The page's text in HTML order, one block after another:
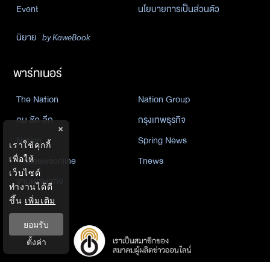
Event
นโยบายการเป็นส่วนตัว
นิยาย by KaweBook
พาร์ทเนอร์
The Nation
Nation Group
คม ชัด ลึก
กรุงเทพธุรกิจ
Nation
Spring News
Thainewsonline
Tnews
ฐานเศรษฐกิจ
×
เราใช้คุกกี้
เพื่อให้
เว็บไซต์
ทำงานได้ดี
ขึ้น เพิ่มเติม
ยอมรับ
ตั้งค่า